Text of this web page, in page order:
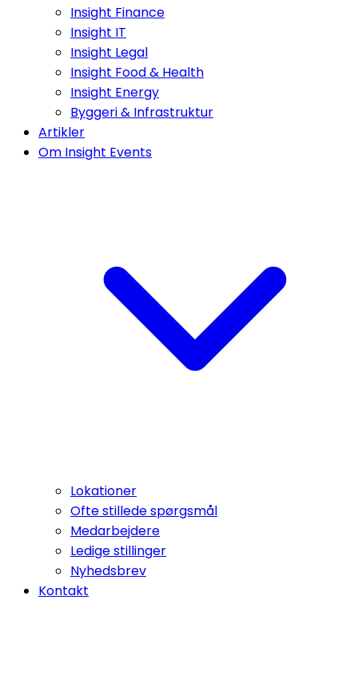
Insight Finance
Insight IT
Insight Legal
Insight Food & Health
Insight Energy
Byggeri & Infrastruktur
Artikler
Om Insight Events
Lokationer
Ofte stillede spørgsmål
Medarbejdere
Ledige stillinger
Nyhedsbrev
Kontakt